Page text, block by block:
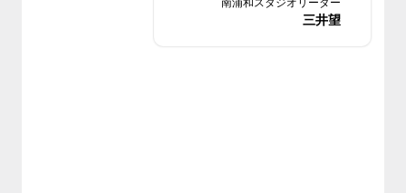
三井望